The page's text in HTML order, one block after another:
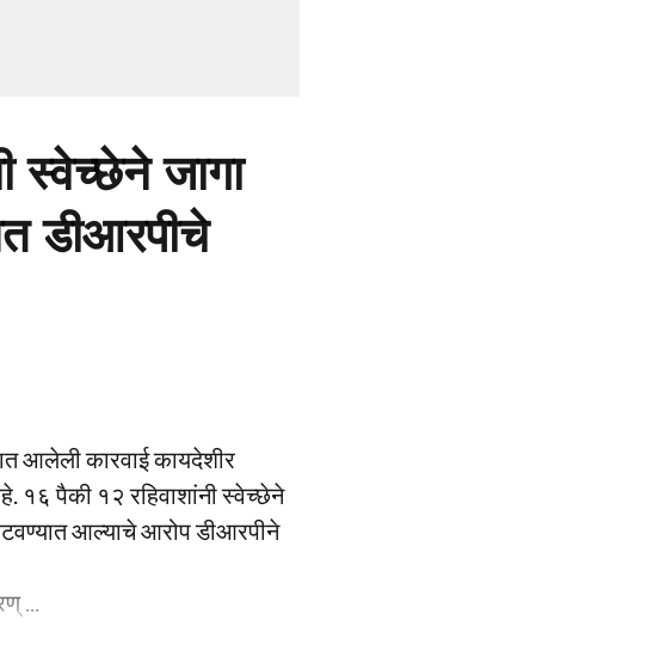
स्वेच्छेने जागा
डीआरपीचे
आलेली कारवाई कायदेशीर
१६ पैकी १२ रहिवाशांनी स्वेच्छेने
आल्याचे आरोप डीआरपीने
...